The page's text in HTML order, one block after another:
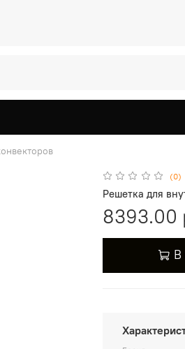
(0)
Решетка для
8393.00
В